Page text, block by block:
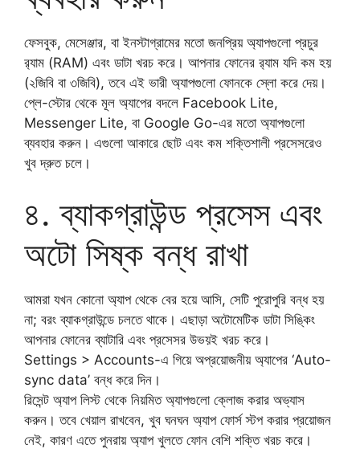
ফেসবুক, মেসেঞ্জার, বা ইনস্টাগ্রামের মতো জনপ্রিয় অ্যাপগুলো প্রচুর
র‍্যাম (RAM) এবং ডাটা খরচ করে। আপনার ফোনের র‍্যাম যদি কম হয়
(২জিবি বা ৩জিবি), তবে এই ভারী অ্যাপগুলো ফোনকে স্লো করে দেয়।
​প্লে-স্টোর থেকে মূল অ্যাপের বদলে Facebook Lite,
Messenger Lite, বা Google Go-এর মতো অ্যাপগুলো
ব্যবহার করুন। এগুলো আকারে ছোট এবং কম শক্তিশালী প্রসেসরেও
খুব দ্রুত চলে।
৪. ব্যাকগ্রাউন্ড প্রসেস এবং
অটো সিষ্ক বন্ধ রাখা
​আমরা যখন কোনো অ্যাপ থেকে বের হয়ে আসি, সেটি পুরোপুরি বন্ধ হয়
না; বরং ব্যাকগ্রাউন্ডে চলতে থাকে। এছাড়া অটোমেটিক ডাটা সিঙ্কিং
আপনার ফোনের ব্যাটারি এবং প্রসেসর উভয়ই খরচ করে।
​Settings > Accounts-এ গিয়ে অপ্রয়োজনীয় অ্যাপের ‘Auto-
sync data’ বন্ধ করে দিন।
​রিসেন্ট অ্যাপ লিস্ট থেকে নিয়মিত অ্যাপগুলো ক্লোজ করার অভ্যাস
করুন। তবে খেয়াল রাখবেন, খুব ঘনঘন অ্যাপ ফোর্স স্টপ করার প্রয়োজন
নেই, কারণ এতে পুনরায় অ্যাপ খুলতে ফোন বেশি শক্তি খরচ করে।